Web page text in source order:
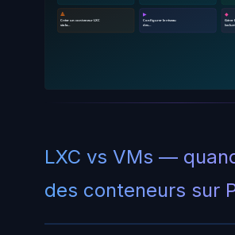
🔺
Créer un conteneur LXC
via la…
▶
Configurer le réseau
des…
◆
Gérer
LXC vs VMs —
des conteneurs sur